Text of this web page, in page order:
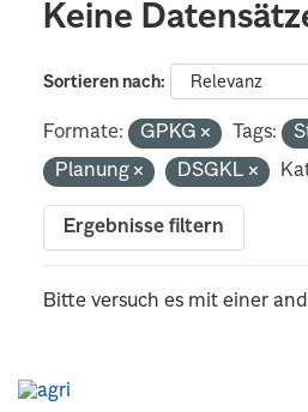
Keine
Sortieren nach
Formate: GPKG Tags:
Planung
DSGKL
Ergebnisse filtern
Bitte versuch es mit einer